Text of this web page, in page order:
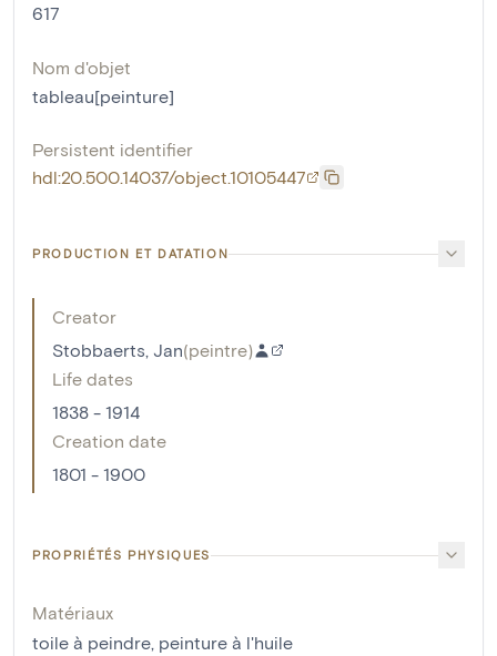
617
Nom d'objet
tableau[peinture]
Persistent identifier
hdl:20.500.14037/object.10105447
PRODUCTION ET DATATION
Creator
Stobbaerts, Jan(peintre)
Life dates
1838 - 1914
Creation date
1801 - 1900
PROPRIÉTÉS PHYSIQUES
Matériaux
toile à peindre, peinture à l'huile